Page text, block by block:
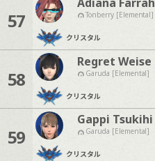
57 Tonberry [Elemental]
クリスタル
58
Regret Weise
Garuda [Elemental]
クリスタル
59
Gappi Tsukihi
Garuda [Elemental]
クリスタル